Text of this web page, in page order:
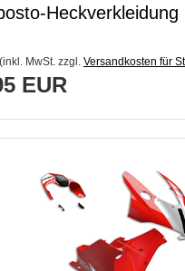
Heckverkleidung
MwSt. zzgl. Versandkosten für
EUR